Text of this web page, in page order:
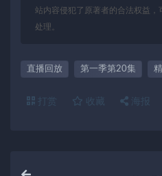
站内容侵犯了原著者的合法权益，
处理。
直播回放 第一季第20集
打赏 收藏 海报